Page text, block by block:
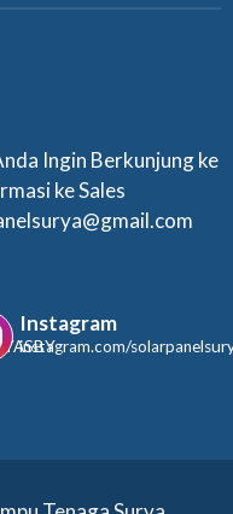
Ingin Berkunjung ke
ke Sales
Instagram
instagram.com/